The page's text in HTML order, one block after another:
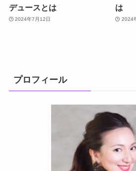
デュースとは
2024年7月12日
は
2024
プロフィール